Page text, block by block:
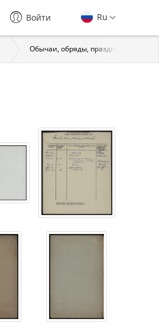
Ru
Войти
Обычаи, обряды, праздники.